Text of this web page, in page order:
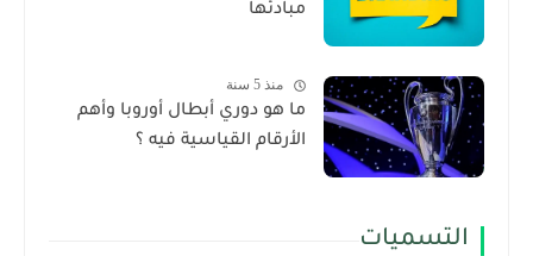
مبادئها
منذ 5 سنة
ما هو دوري أبطال أوروبا وأهم
الأرقام القياسية فيه ؟
التسميات